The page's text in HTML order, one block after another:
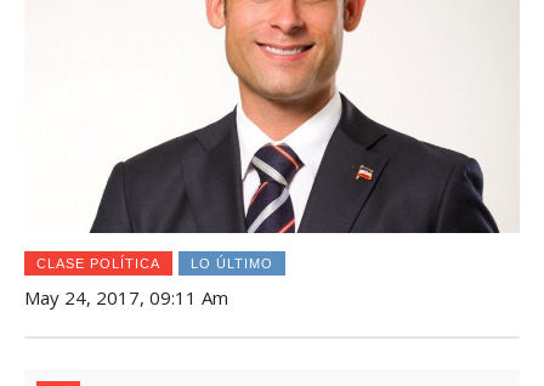
CLASE POLÍTICA LO ÚLTIMO
May 24, 2017, 09:11 Am